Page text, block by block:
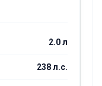
2.0 л
238 л.с.